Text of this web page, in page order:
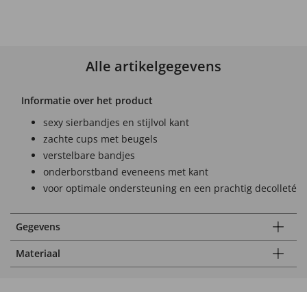
Alle artikelgegevens
Informatie over het product
sexy sierbandjes en stijlvol kant
zachte cups met beugels
verstelbare bandjes
onderborstband eveneens met kant
voor optimale ondersteuning en een prachtig decolleté
Gegevens
Materiaal